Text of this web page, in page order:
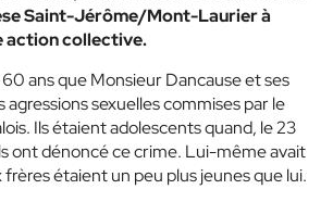
Saint-Jérôme/Mont-Laurier à
action collective.
60 ans que Monsieur Dancause et ses
agressions sexuelles commises par le
Ils étaient adolescents quand, le 23
ont dénoncé ce crime. Lui-même avait
frères étaient un peu plus jeunes que lui.